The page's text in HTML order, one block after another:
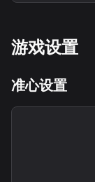
游戏设置
准心设置